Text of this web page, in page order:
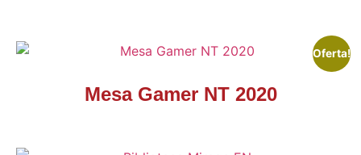
Oferta!
Mesa Gamer NT 2020